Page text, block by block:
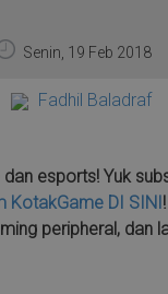
Senin, 19 Feb 2018
Fadhil Baladraf
esports! Yuk
KotakGame DI SINI
peripheral, dan